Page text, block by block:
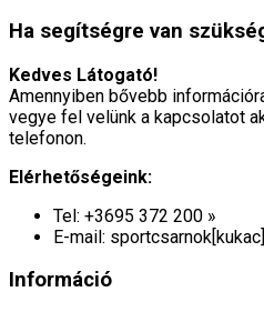
Ha segítségre van
Kedves Látogató!
Amennyiben bővebb
vegye fel velünk a kapcsolatot
telefonon.
Elérhetőségeink:
Tel: +3695 372 200 »
E-mail:
Információ